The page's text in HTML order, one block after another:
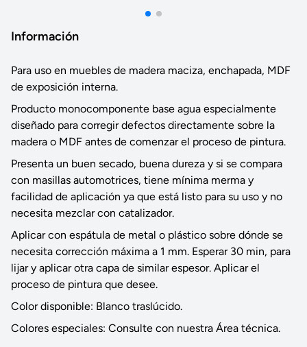
Información
Para uso en muebles de madera maciza, enchapada, MDF
de exposición interna.
Producto monocomponente base agua especialmente
diseñado para corregir defectos directamente sobre la
madera o MDF antes de comenzar el proceso de pintura.
Presenta un buen secado, buena dureza y si se compara
con masillas automotrices, tiene mínima merma y
facilidad de aplicación ya que está listo para su uso y no
necesita mezclar con catalizador.
Aplicar con espátula de metal o plástico sobre dónde se
necesita corrección máxima a 1 mm. Esperar 30 min, para
lijar y aplicar otra capa de similar espesor. Aplicar el
proceso de pintura que desee.
Color disponible: Blanco traslúcido.
Colores especiales: Consulte con nuestra Área técnica.